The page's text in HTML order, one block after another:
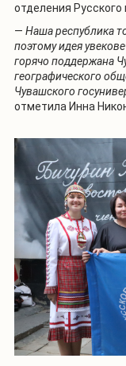
отделения
— Наша республика
поэтому идея
горячо поддержана
географического
Чувашского
отметила Инна